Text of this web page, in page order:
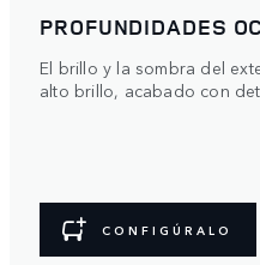
PROFUNDIDADES
El brillo y la sombra del
alto brillo, acabado con
CONFIGÚRALO